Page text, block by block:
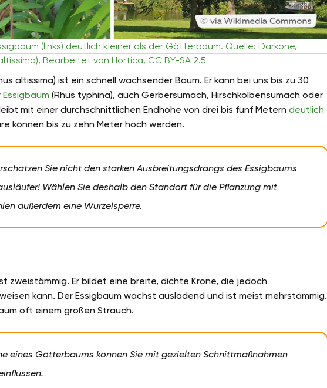
(links) deutlich kleiner als der Götterbaum. Quelle: Darkone,
Bearbeitet von Hortica, CC BY-SA 2.5
altissima) ist ein schnell wachsender Baum. Er kann bei uns bis zu 30
Essigbaum (Rhus typhina), auch Gerbersumach, Hirschkolbensumach oder
mit einer durchschnittlichen Endhöhe von drei bis fünf Metern deutlich
können bis zu zehn Meter hoch werden.
Sie nicht den starken Ausbreitungsdrangs des Essigbaums
Wählen Sie deshalb den Standort für die Pflanzung mit
außerdem eine Wurzelsperre.
zweistämmig. Er bildet eine breite, dichte Krone, die jedoch
kann. Der Essigbaum wächst ausladend und ist meist mehrstämmig.
oft einem großen Strauch.
eines Götterbaums können Sie mit gezielten Schnittmaßnahmen